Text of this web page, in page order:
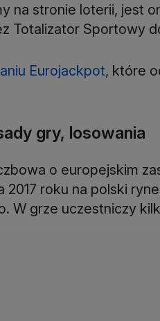
na stronie loterii, jest
Eurojackpot, które
gry, losowania
o europejskim
2017 roku na polski
W grze uczestniczy